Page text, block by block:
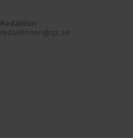
Redaktion
redaktionen@qx.se